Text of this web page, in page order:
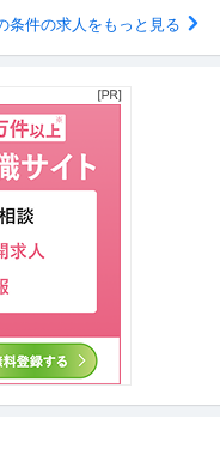
条件の求人をもっと見る